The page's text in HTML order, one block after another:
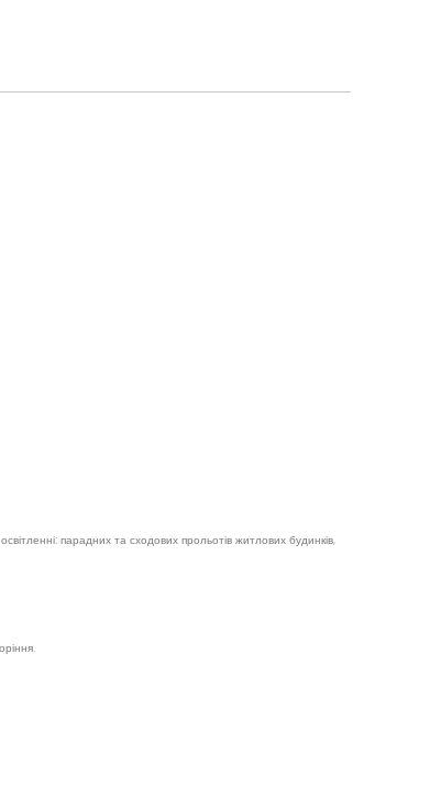
парадних та сходових прольотів житлових будинків,